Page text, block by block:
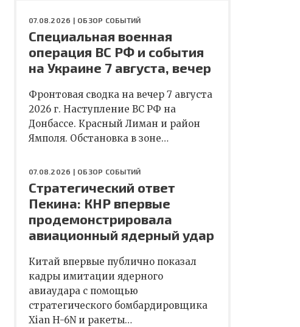
07.08.2026 | ОБЗОР СОБЫТИЙ
Специальная военная
операция ВС РФ и события
на Украине 7 августа, вечер
Фронтовая сводка на вечер 7 августа
2026 г. Наступление ВС РФ на
Донбассе. Красный Лиман и район
Ямполя. Обстановка в зоне…
07.08.2026 | ОБЗОР СОБЫТИЙ
Стратегический ответ
Пекина: КНР впервые
продемонстрировала
авиационный ядерный удар
Китай впервые публично показал
кадры имитации ядерного
авиаудара с помощью
стратегического бомбардировщика
Xian H-6N и ракеты…